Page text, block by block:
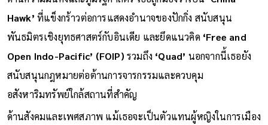
งานนิวเคลียร์ฟิวชัน และการป้องกันประเทศ
ด้านความมั่นคงและภูมิรัฐศาสตร์ เธอถูกมองว่าเป็น
‘China
ที่แข็งกร้าวต่อการแสดงอำนาจของปักกิ่ง สนับสนุน
พันธมิตรเชิงยุทธศาสตร์กับอินเดีย และยึดแนวคิด
Open Indo-Pacific’ (FOIP) รวมถึง
นอกจากนี้เธอยัง